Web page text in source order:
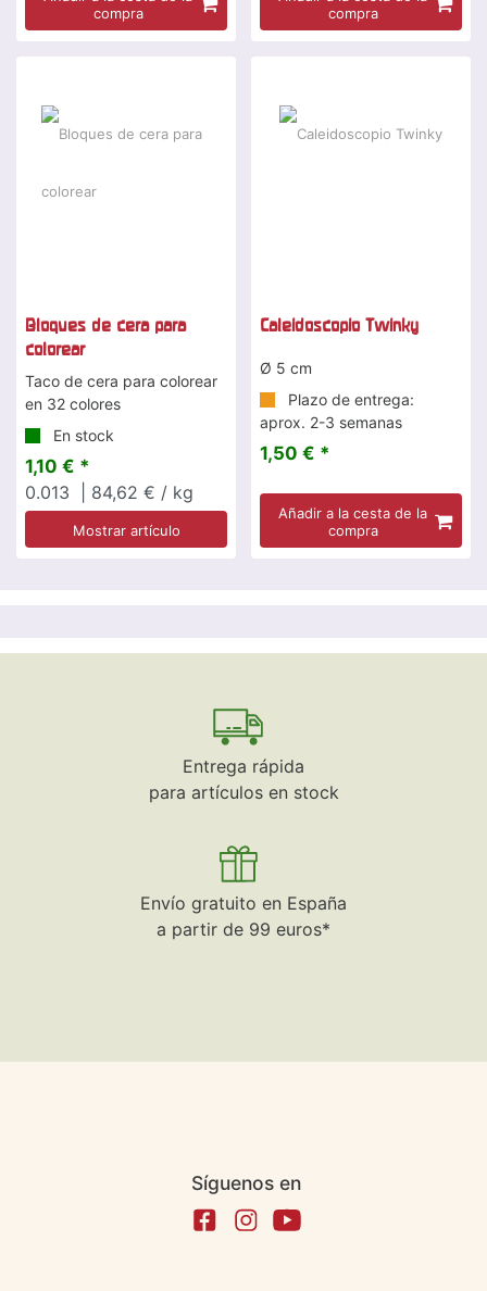
compra
compra
Bloques de cera para
colorear
Taco de cera para colorear
en 32 colores
En stock
1,10 € *
0.013
| 84,62 € / kg
Mostrar artículo
Caleidoscopio Twinky
Ø 5 cm
Plazo de entrega:
aprox. 2-3 semanas
1,50 € *
Añadir a la cesta de la
compra
Entrega rápida
para artículos en stock
Envío gratuito en España
a partir de 99 euros*
Síguenos en